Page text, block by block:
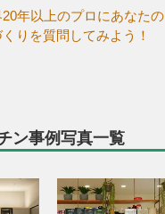
年以上のプロにあなたの
りを質問してみよう！
ン事例写真一覧